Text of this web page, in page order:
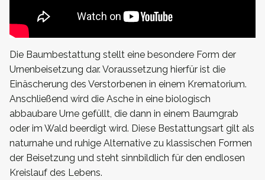
Die Baumbestattung stellt eine besondere Form der
Urnenbeisetzung dar. Voraussetzung hierfür ist die
Einäscherung des Verstorbenen in einem Krematorium.
Anschließend wird die Asche in eine biologisch
abbaubare Urne gefüllt, die dann in einem Baumgrab
oder im Wald beerdigt wird. Diese Bestattungsart gilt als
naturnahe und ruhige Alternative zu klassischen Formen
der Beisetzung und steht sinnbildlich für den endlosen
Kreislauf des Lebens.